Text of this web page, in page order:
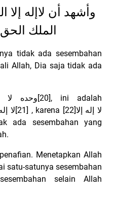
وأشهد أن لاإله إلا
الملك
tidak ada sesembahan
Allah, Dia saja tidak ada
وحده[20], ini adalah
لا[21] , karena [22]لا إله إلا
ada sesembahan yang
Menetapkan Allah
satu-satunya sesembahan
selain Allah